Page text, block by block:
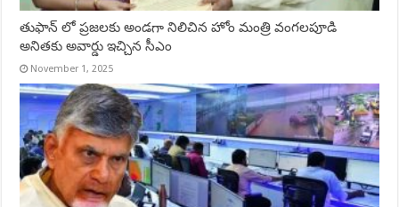
తుఫాన్ లో ప్రజలకు అండగా నిలిచిన హోం మంత్రి వంగలపూడి
అనితకు అవార్డు ఇచ్చిన సీఎం
November 1, 2025